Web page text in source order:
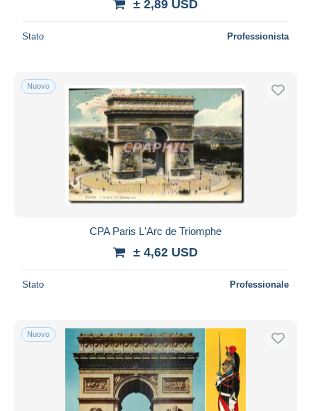
± 2,89 USD
Stato Professionista
Nuovo
CPA Paris L'Arc de Triomphe
± 4,62 USD
Stato Professionale
Nuovo